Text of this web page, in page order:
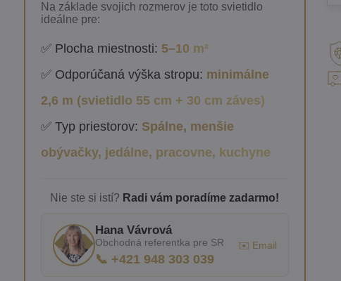
Na základe svojich rozmerov je toto svietidlo
ideálne pre:
✅ Plocha miestnosti: 5–10 m²
✅ Odporúčaná výška stropu: minimálne
2,6 m (svietidlo 55 cm + 30 cm záves)
✅ Typ priestorov: Spálne, menšie
obývačky, jedálne, pracovne, kuchyne
Nie ste si istí? Radi vám poradíme zadarmo!
Hana Vávrová
Obchodná referentka pre SR
📞 +421 948 303 039
✉️ Email